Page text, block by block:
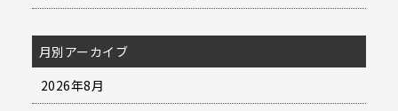
月別アーカイブ
2026年8月